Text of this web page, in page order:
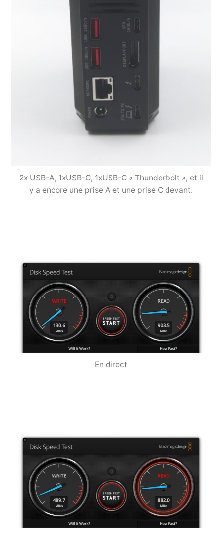
2x USB-A, 1xUSB-C, 1xUSB-C « Thunderbolt », et il
y a encore une prise A et une prise C devant.
En direct